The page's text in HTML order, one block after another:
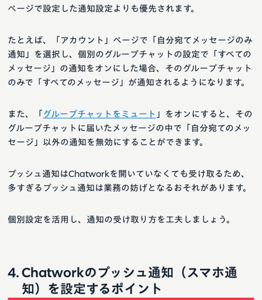
ページで設定した通知設定よりも優先されます。
たとえば、「アカウント」ページで「自分宛てメッセージのみ
通知」を選択し、個別のグループチャットの設定で「すべての
メッセージ」の通知をオンにした場合、そのグループチャット
のみで「すべてのメッセージ」が通知されるようになります。
また、「 グループチャットをミュート 」をオンにすると、その
グループチャットに届いたメッセージの中で「自分宛てのメッ
セージ」以外の通知を無効にすることができます。
プッシュ通知はChatworkを開いていなくても受け取るため、
多すぎるプッシュ通知は業務の妨げとなるおそれがあります。
個別設定を活用し、通知の受け取り方を工夫しましょう。
Chatworkのプッシュ通知（スマホ通
知）を設定するポイント